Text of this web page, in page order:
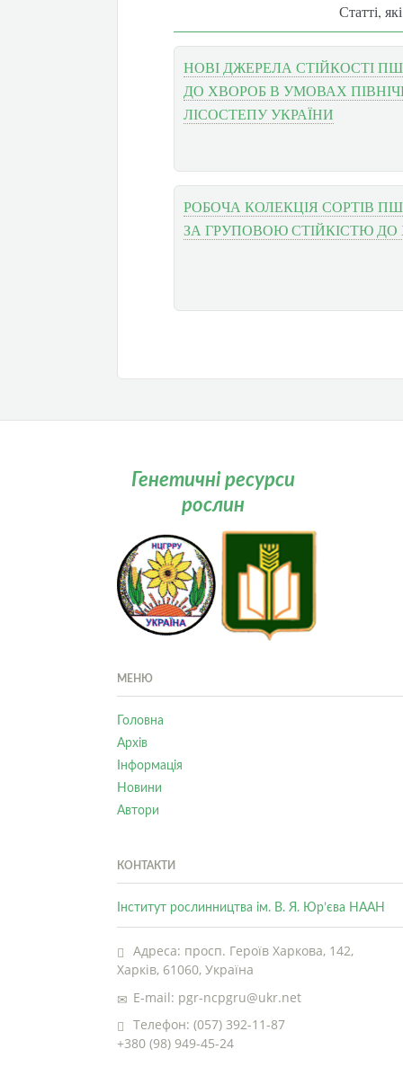
Статті,
НОВІ ДЖЕРЕЛА СТІЙКОСТІ
ДО ХВОРОБ В УМОВАХ
ЛІСОСТЕПУ УКРАЇНИ
РОБОЧА КОЛЕКЦІЯ СОРТІВ
ЗА ГРУПОВОЮ СТІЙКІСТЮ ДО
Генетичні ресурси
рослин
МЕНЮ
Головна
Архів
Інформація
Новини
Автори
КОНТАКТИ
Інститут рослинництва ім. В. Я. Юр’єва НААН
Адреса: просп. Героїв Харкова, 142,
Харків, 61060, Україна
E-mail: pgr-ncpgru@ukr.net
Телефон: (057) 392-11-87
+380 (98) 949-45-24